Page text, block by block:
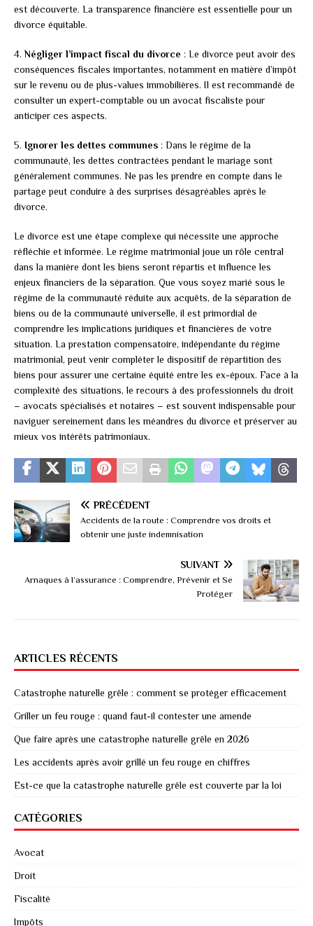
est découverte. La transparence financière est essentielle pour un
divorce équitable.
4.Négliger l’impact fiscal du divorce : Le divorce peut avoir des
conséquences fiscales importantes, notamment en matière d’impôt
sur le revenu ou de plus-values immobilières. Il est recommandé de
consulter un expert-comptable ou un avocat fiscaliste pour
anticiper ces aspects.
5. Ignorer les dettes communes : Dans le régime de la
communauté, les dettes contractées pendant le mariage sont
généralement communes. Ne pas les prendre en compte dans le
partage peut conduire à des surprises désagréables après le
divorce.
Le divorce est une étape complexe qui nécessite une approche
réfléchie et informée. Le régime matrimonial joue un rôle central
dans la manière dont les biens seront répartis et influence les
enjeux financiers de la séparation. Que vous soyez marié sous le
régime de la communauté réduite aux acquêts, de la séparation de
biens ou de la communauté universelle, il est primordial de
comprendre les implications juridiques et financières de votre
situation. La prestation compensatoire, indépendante du régime
matrimonial, peut venir compléter le dispositif de répartition des
biens pour assurer une certaine équité entre les ex-époux. Face à la
complexité des situations, le recours à des professionnels du droit
– avocats spécialisés et notaires – est souvent indispensable pour
naviguer sereinement dans les méandres du divorce et préserver au
mieux vos intérêts patrimoniaux.
PRÉCÉDENT
Accidents de la route : Comprendre vos droits et
obtenir une juste indemnisation
SUIVANT
Arnaques à l’assurance : Comprendre, Prévenir et Se
Protéger
ARTICLES RÉCENTS
Catastrophe naturelle grêle : comment se protéger efficacement
Griller un feu rouge : quand faut-il contester une amende
Que faire après une catastrophe naturelle grêle en 2026
Les accidents après avoir grillé un feu rouge en chiffres
Est-ce que la catastrophe naturelle grêle est couverte par la loi
CATÉGORIES
Avocat
Droit
Fiscalité
Impôts